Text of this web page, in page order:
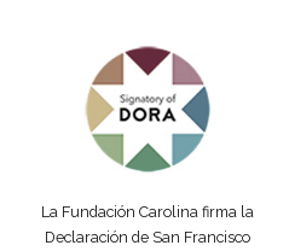
La Fundación Carolina firma la
Declaración de San Francisco